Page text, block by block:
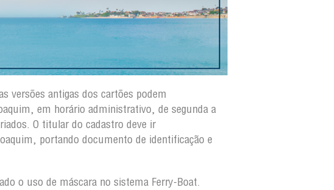
versões antigas dos cartões podem
em horário administrativo, de segunda a
O titular do cadastro deve ir
portando documento de identificação e
o uso de máscara no sistema Ferry-Boat.